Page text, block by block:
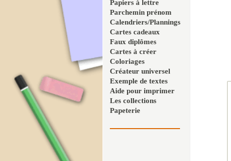
Papiers à lettre
Parchemin prénom
Calendriers/Plannings
Cartes cadeaux
Faux diplômes
Cartes à créer
Coloriages
Créateur universel
Exemple de textes
Aide pour imprimer
Les collections
Papeterie